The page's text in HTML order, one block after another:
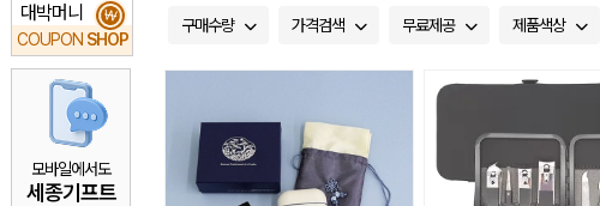
대박머니
COUPON SHOP
₩
모바일에서도
세종기프트
구매수량 가격검색 무료제공 제품색상